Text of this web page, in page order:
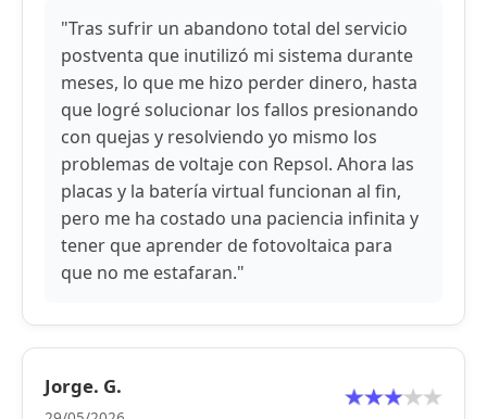
"Tras sufrir un abandono total del servicio
postventa que inutilizó mi sistema durante
meses, lo que me hizo perder dinero, hasta
que logré solucionar los fallos presionando
con quejas y resolviendo yo mismo los
problemas de voltaje con Repsol. Ahora las
placas y la batería virtual funcionan al fin,
pero me ha costado una paciencia infinita y
tener que aprender de fotovoltaica para
que no me estafaran."
Jorge. G.